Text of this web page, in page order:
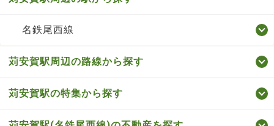
名鉄尾西線
苅安賀駅周辺の路線から探す
苅安賀駅の特集から探す